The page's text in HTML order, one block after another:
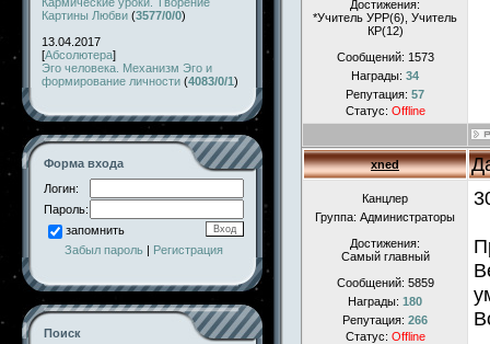
Картины Любви (3577/0/0)
13.04.2017
[Абсолютера]
Эго человека. Механизм Эго и
формирование личности (4083/0/1)
Форма входа
Логин:
Пароль:
запомнить
Забыл пароль | Регистрация
Поиск
Достижения:
*Учитель УРР(6), Учитель
КР(12)
Сообщений: 1573
Награды: 34
Репутация: 57
Статус: Offline
xned
Канцлер
Группа: Администраторы
Достижения:
Самый главный
Сообщений: 5859
Награды: 180
Репутация: 266
Статус: Offline